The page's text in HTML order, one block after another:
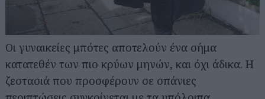
Οι γυναικείες μπότες αποτελούν ένα σήμα
κατατεθέν των πιο κρύων μηνών, και όχι άδικα. Η
ζεστασιά που προσφέρουν σε σπάνιες